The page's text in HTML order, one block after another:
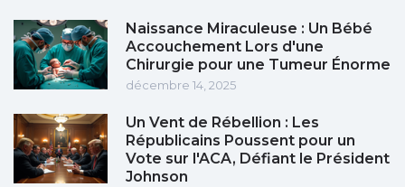
Naissance Miraculeuse : Un Bébé
Accouchement Lors d'une
Chirurgie pour une Tumeur Énorme
décembre 14, 2025
Un Vent de Rébellion : Les
Républicains Poussent pour un
Vote sur l'ACA, Défiant le Président
Johnson